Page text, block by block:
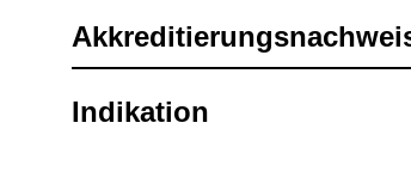
Indi­ka­tion